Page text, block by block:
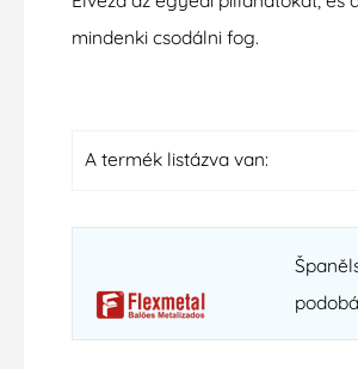
mindenki csodálni fog.
A termék listázva van: